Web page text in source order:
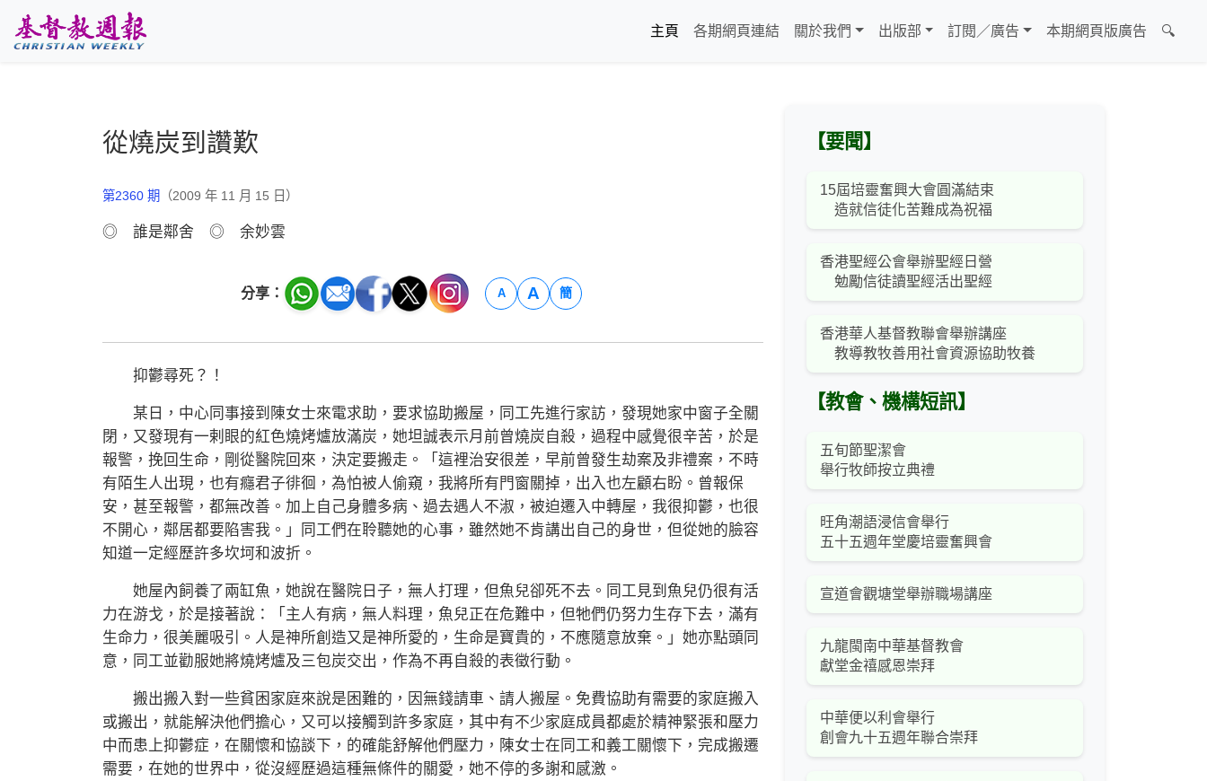
主頁
各期網頁連結 關於我們 出版部 訂閱／廣告 本期網頁版廣告 🔍
從燒炭到讚歎
第2360 期 （2009 年 11 月 15 日）
◎ 誰是鄰舍 ◎ 余妙雲
分享： A A 簡
抑鬱尋死？！
某日，中心同事接到陳女士來電求助，要求協助搬屋，同工先進行家訪，發現她家中窗子全關
閉，又發現有一剌眼的紅色燒烤爐放滿炭，她坦誠表示月前曾燒炭自殺，過程中感覺很辛苦，於是
報警，挽回生命，剛從醫院回來，決定要搬走。「這裡治安很差，早前曾發生劫案及非禮案，不時
有陌生人出現，也有癮君子徘徊，為怕被人偷窺，我將所有門窗關掉，出入也左顧右盼。曾報保
安，甚至報警，都無改善。加上自己身體多病、過去遇人不淑，被迫遷入中轉屋，我很抑鬱，也很
不開心，鄰居都要陷害我。」同工們在聆聽她的心事，雖然她不肯講出自己的身世，但從她的臉容
知道一定經歷許多坎坷和波折。
她屋內飼養了兩缸魚，她說在醫院日子，無人打理，但魚兒卻死不去。同工見到魚兒仍很有活
力在游戈，於是接著說：「主人有病，無人料理，魚兒正在危難中，但牠們仍努力生存下去，滿有
生命力，很美麗吸引。人是神所創造又是神所愛的，生命是寶貴的，不應隨意放棄。」她亦點頭同
意，同工並勸服她將燒烤爐及三包炭交出，作為不再自殺的表徵行動。
搬出搬入對一些貧困家庭來說是困難的，因無錢請車、請人搬屋。免費協助有需要的家庭搬入
或搬出，就能解決他們擔心，又可以接觸到許多家庭，其中有不少家庭成員都處於精神緊張和壓力
中而患上抑鬱症，在關懷和協談下，的確能舒解他們壓力，陳女士在同工和義工關懷下，完成搬遷
需要，在她的世界中，從沒經歷過這種無條件的關愛，她不停的多謝和感激。
【要聞】
15屆培靈奮興大會圓滿結束
造就信徒化苦難成為祝福
香港聖經公會舉辦聖經日營
勉勵信徒讀聖經活出聖經
香港華人基督教聯會舉辦講座
教導教牧善用社會資源協助牧養
【教會、機構短訊】
五旬節聖潔會
舉行牧師按立典禮
旺角潮語浸信會舉行
五十五週年堂慶培靈奮興會
宣道會觀塘堂舉辦職場講座
九龍閩南中華基督教會
獻堂金禧感恩崇拜
中華便以利會舉行
創會九十五週年聯合崇拜